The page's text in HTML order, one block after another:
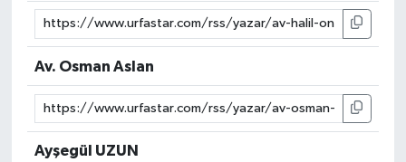
Av. Osman Aslan
Ayşegül UZUN